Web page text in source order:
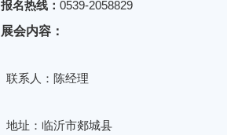
报名热线： 0539-2058829
展会内容：
联系人：陈经理
地址：临沂市郯城县